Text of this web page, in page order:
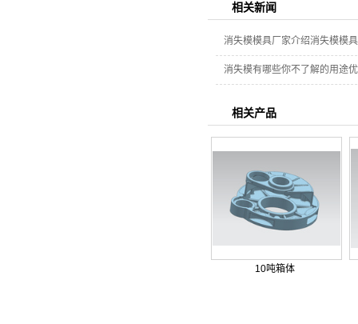
相关新闻
消失模模具厂家介绍消失模模
消失模有哪些你不了解的用途
相关产品
10吨箱体